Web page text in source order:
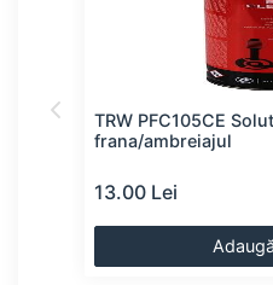
TRW PFC105CE
frana/ambreiajul
13.00 Lei